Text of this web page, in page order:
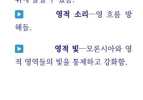
영적 소리─영 흐름 방
해들.
영적 빛─모론시아와 영
적 영역들의 빛을 통제하고 강화함.